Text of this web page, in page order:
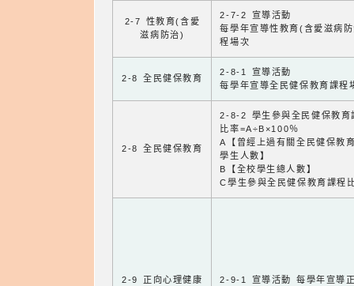
2-7 性教育(含愛
滋病防治)
2-7-2 宣導活動
每學年宣導性教育(含愛滋病
程場次
2-8 全民健保教育
2-8-1 宣導活動
每學年宣導全民健保教育課程
2-8 全民健保教育
2-8-2 學生參與全民健保教育
比率=A÷B×100％
A【曾經上過有關全民健保教
學生人數】
B【全校學生總人數】
C學生參與全民健保教育課程
2-9 正向心理健康
2-9-1 宣導活動 每學年宣導